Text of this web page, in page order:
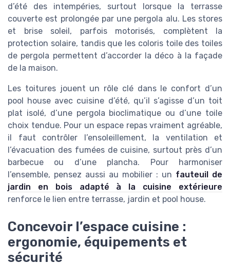
d’été des intempéries, surtout lorsque la terrasse
couverte est prolongée par une pergola alu. Les stores
et brise soleil, parfois motorisés, complètent la
protection solaire, tandis que les coloris toile des toiles
de pergola permettent d’accorder la déco à la façade
de la maison.
Les toitures jouent un rôle clé dans le confort d’un
pool house avec cuisine d’été, qu’il s’agisse d’un toit
plat isolé, d’une pergola bioclimatique ou d’une toile
choix tendue. Pour un espace repas vraiment agréable,
il faut contrôler l’ensoleillement, la ventilation et
l’évacuation des fumées de cuisine, surtout près d’un
barbecue ou d’une plancha. Pour harmoniser
l’ensemble, pensez aussi au mobilier : un fauteuil de
jardin en bois adapté à la cuisine extérieure
renforce le lien entre terrasse, jardin et pool house.
Concevoir l’espace cuisine :
ergonomie, équipements et
sécurité